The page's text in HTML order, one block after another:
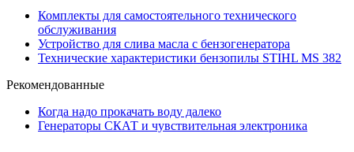
Комплекты для самостоятельного технического
обслуживания
Устройство для слива масла с бензогенератора
Технические характеристики бензопилы STIHL MS 382
Рекомендованные
Когда надо прокачать воду далеко
Генераторы СКАТ и чувствительная электроника